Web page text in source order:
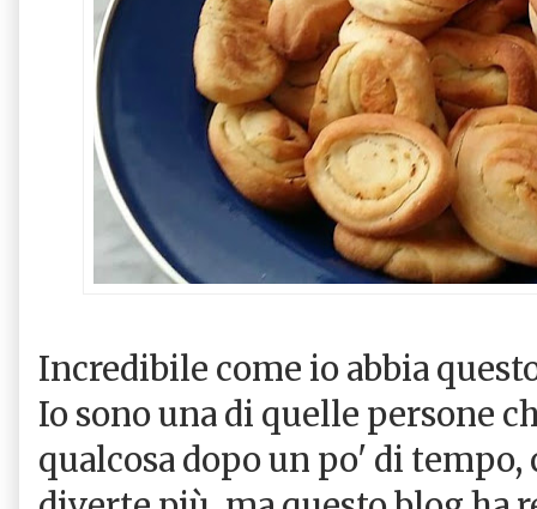
Incredibile come io abbia
Io sono una di quelle persone
qualcosa dopo un po' di tempo,